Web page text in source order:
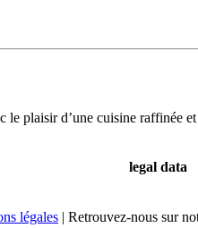
le plaisir d’une cuisine raffinée
legal data
légales | Retrouvez-nous sur